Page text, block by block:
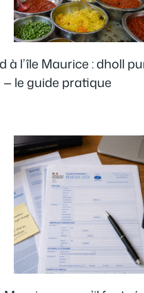
à l’île Maurice : dholl
le guide pratique